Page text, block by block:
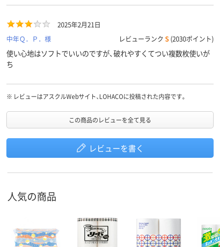
2025年2月21日
中年Ｑ．Ｐ．様
レビューランク S (2030ポイント)
使い心地はソフトでいいのですが、破れやすくてつい複数枚使いが
ち
※ レビューはアスクルWebサイト、LOHACOに投稿された内容です。
この商品のレビューを全て見る
レビューを書く
人気の商品